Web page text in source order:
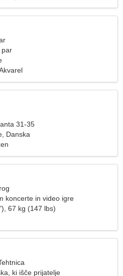
par
31-35
Danska
koncerte in video igre
67 kg (147 lbs)
ki išče prijatelje